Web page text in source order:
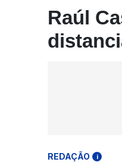
Raúl
REDAÇÃO i